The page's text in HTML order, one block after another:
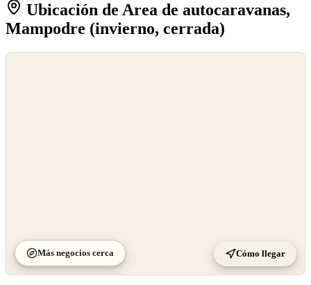
Ubicación de Area de autocaravanas,
Mampodre (invierno, cerrada)
Más negocios cerca Cómo llegar